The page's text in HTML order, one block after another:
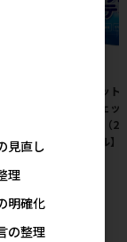
［ペッ
いウェ
×3P（
セール】
見直し
理
明確化
の整理